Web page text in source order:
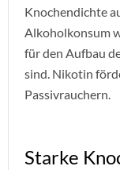
Knochendichte
Alkoholkonsum
für den Aufbau
sind. Nikotin
Passivrauchern.
Starke